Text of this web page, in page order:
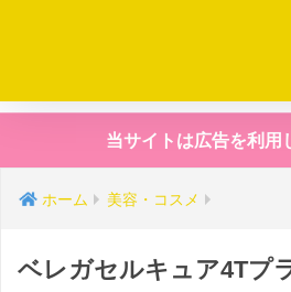
当サイトは広告を利用
ホーム 美容・コスメ
ベレガセルキュア4Tプ